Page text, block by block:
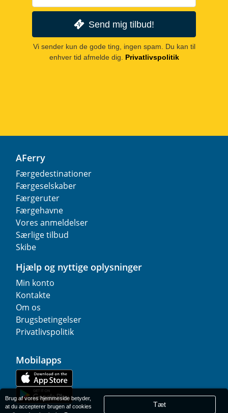
Send mig tilbud!
Vi sender kun de gode ting, ingen spam. Du kan til
enhver tid afmelde dig. Privatlivspolitik
AFerry
Færgedestinationer
Færgeselskaber
Færgeruter
Færgehavne
Vores anmeldelser
Særlige tilbud
Skibe
Hjælp og nyttige oplysninger
Min konto
Kontakte
Om os
Brugsbetingelser
Privatlivspolitik
Mobilapps
Brug af vores hjemmeside betyder,
at du accepterer brugen af cookies
Tæt